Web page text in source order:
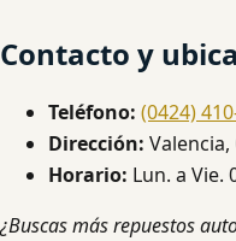
Contacto y
Teléfono: (0424)
Dirección:
Horario: Lun. a Vie.
¿Buscas más repuestos